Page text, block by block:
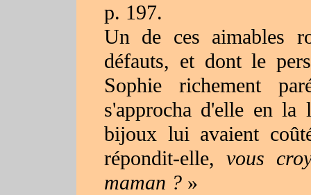
p. 197.
Un de ces aimables
défauts, et dont le
Sophie richement
s'approcha d'elle en la
bijoux lui avaient
répondit-elle, vous
maman ? »